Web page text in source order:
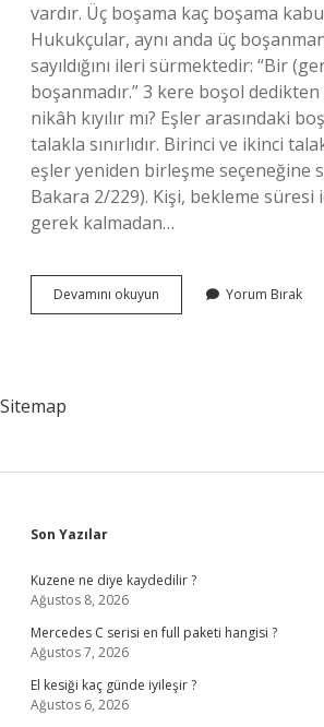
vardır. Üç boşama kaç boşama
Hukukçular, aynı anda üç
sayıldığını ileri sürmektedir: “Bir
boşanmadır.” 3 kere boşol
nikâh kıyılır mı? Eşler arasındaki
talakla sınırlıdır. Birinci ve ikinci
eşler yeniden birleşme seçeneğine
Bakara 2/229). Kişi, bekleme süresi
gerek kalmadan…
Devamını okuyun
Boşama
Yorum Bırak
Sitemap
Sidebar
Son Yazılar
Kuzene ne diye kaydedilir ?
Ağustos 8, 2026
Mercedes C serisi en full paketi hangisi ?
Ağustos 7, 2026
El kesiği kaç günde iyileşir ?
Ağustos 6, 2026